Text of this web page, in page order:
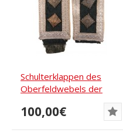
Schulterklappen des
Oberfeldwebels der
100,00€